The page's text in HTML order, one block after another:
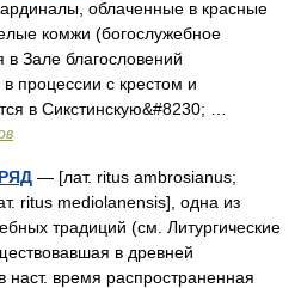
облаченные в красные
комжи (богослужебное
Зале благословений
процессии с крестом и
в Сикстинскую&#8230; …
— [лат. ritus ambrosianus;
ritus mediolanensis], одна из
традиций (см. Литургические
в древней
время распространенная